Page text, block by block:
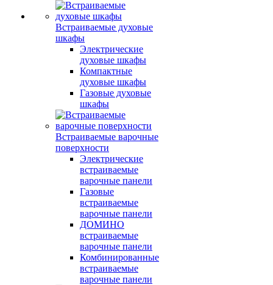
Встраиваемые духовые
шкафы
Электрические
духовые шкафы
Компактные
духовые шкафы
Газовые духовые
шкафы
Встраиваемые варочные
поверхности
Электрические
встраиваемые
варочные панели
Газовые
встраиваемые
варочные панели
ДОМИНО
встраиваемые
варочные панели
Комбинированные
встраиваемые
варочные панели